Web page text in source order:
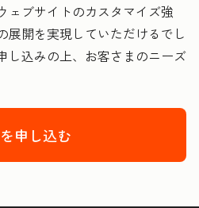
ェブサイトのカスタマイズ強
展開を実現していただけるでし
し込みの上、お客さまのニーズ
申し込む